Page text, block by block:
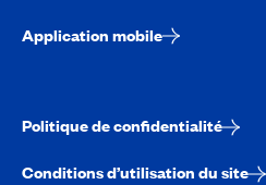
Application mobile
Politique de confidentialité
Conditions d’utilisation du site